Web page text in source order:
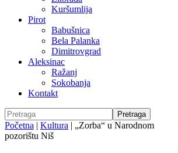
Kuršumlija
Pirot
Babušnica
Bela Palanka
Dimitrovgrad
Aleksinac
Ražanj
Sokobanja
Kontakt
Početna | Kultura | „Zorba“ u Narodnom
pozorištu Niš